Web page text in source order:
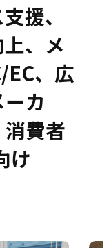
援、
、メ
EC、広
カ
費者
け